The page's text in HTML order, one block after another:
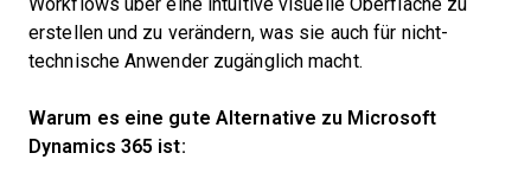
Workflows über eine intuitive visuelle Oberfläche zu
erstellen und zu verändern, was sie auch für nicht-
technische Anwender zugänglich macht.
Warum es eine gute Alternative zu Microsoft
Dynamics 365 ist: